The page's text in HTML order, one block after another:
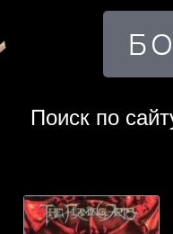
Поиск по